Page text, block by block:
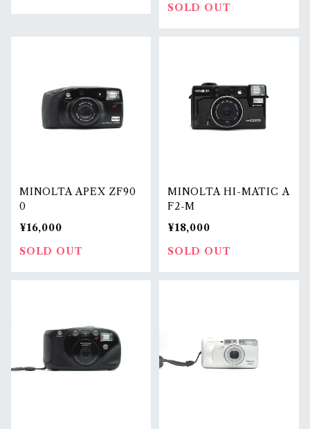
SOLD OUT
MINOLTA APEX ZF90
0
¥16,000
SOLD OUT
MINOLTA HI-MATIC A
F2-M
¥18,000
SOLD OUT